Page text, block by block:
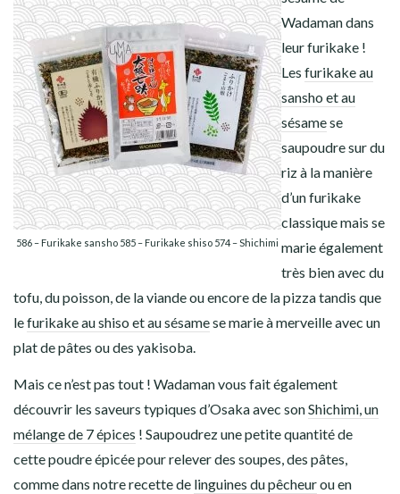
586 – Furikake sansho 585 – Furikake shiso 574 – Shichimi
Wadaman dans
leurfurikake !
Les furikake au
sansho et au
sésamese
saupoudre sur du
riz à la manière
d’un furikake
classique mais se
marie également
très bien avec du
tofu, du poisson, de la viande ou encore de la pizza tandis que
lefurikake au shiso et au sésamese marie à merveille avec un
plat de pâtes ou des yakisoba.
Mais ce n’est pas tout ! Wadaman vous fait également
découvrir les saveurs typiques d’Osaka avec sonShichimi, un
mélange de 7 épices ! Saupoudrez une petite quantité de
cette poudre épicée pour relever des soupes, des pâtes,
comme dans notre recette de linguines du pêcheurou en